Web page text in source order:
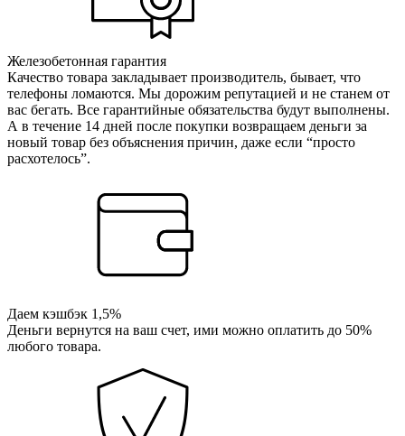
Железобетонная гарантия
Качество товара закладывает производитель, бывает, что
телефоны ломаются. Мы дорожим репутацией и не станем от
вас бегать. Все гарантийные обязательства будут выполнены.
А в течение 14 дней после покупки возвращаем деньги за
новый товар без объяснения причин, даже если “просто
расхотелось”.
Даем кэшбэк 1,5%
Деньги вернутся на ваш счет, ими можно оплатить до 50%
любого товара.